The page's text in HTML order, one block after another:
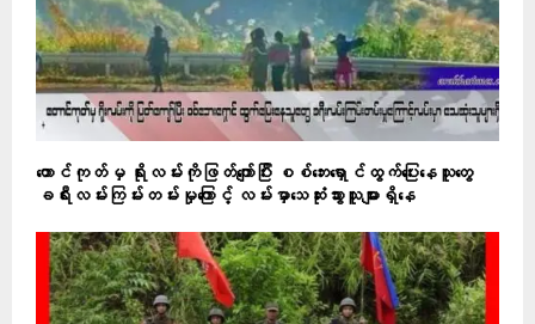
တောင်ကုတ်မှ ရိုးလမ်းကိုဖြတ်ကျော်ပြီး စစ်ဘေးရှောင်ထွက်ပြေးနေသူတွေ
ခရီးလမ်းကြမ်းတမ်းမှုကြောင့် လမ်းမှာသေဆုံးသွားသူများရှိနေ